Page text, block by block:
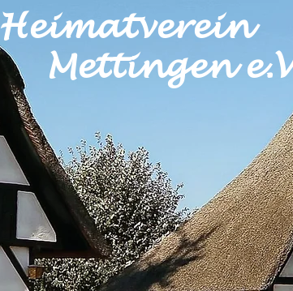
Heimatverein
Mettingen